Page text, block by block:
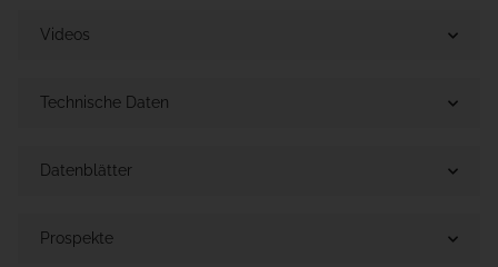
Videos
Technische Daten
Datenblätter
Prospekte